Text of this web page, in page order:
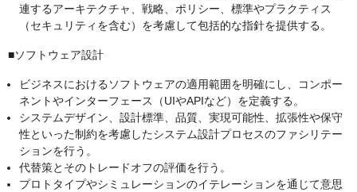
連するアーキテクチャ、戦略、ポリシー、標準やプラクティス
（セキュリティを含む）を考慮して包括的な指針を提供する。
■ソフトウェア設計
ビジネスにおけるソフトウェアの適用範囲を明確にし、コンポー
ネントやインターフェース（UIやAPIなど）を定義する。
システムデザイン、設計標準、品質、実現可能性、拡張性や保守
性といった制約を考慮したシステム設計プロセスのファシリテー
ションを行う。
代替策とそのトレードオフの評価を行う。
プロトタイプやシミュレーションのイテレーションを通じて意思